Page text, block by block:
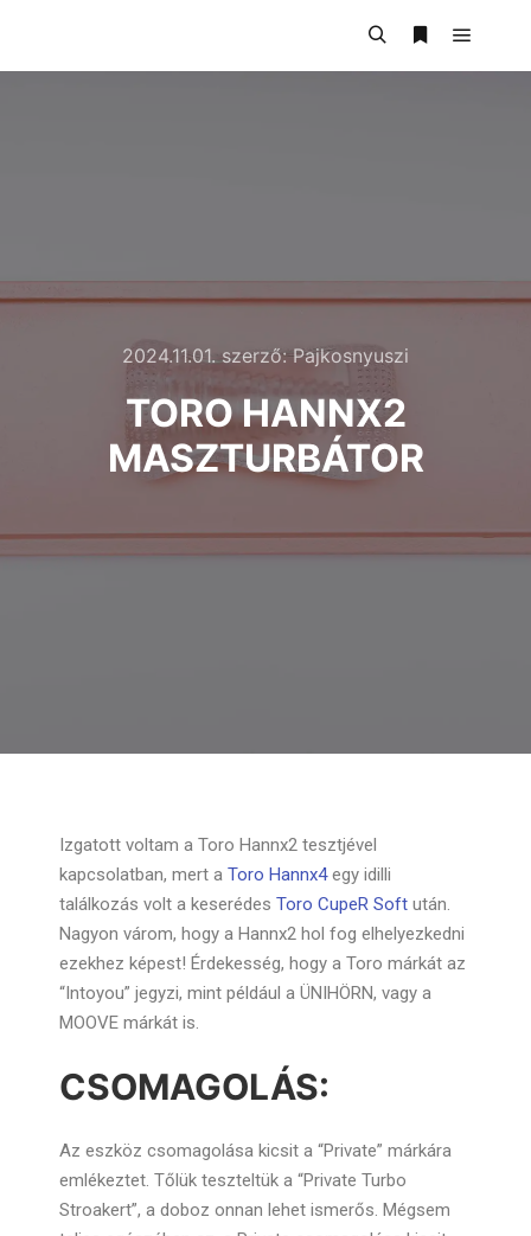
2024.11.01.szerző:Pajkosnyuszi
TORO HANNX2
MASZTURBÁTOR
Izgatott voltam a Toro Hannx2 tesztjével
kapcsolatban, mert a Toro Hannx4egy idilli
találkozás volt a keserédes Toro CupeR Soft után.
Nagyon várom, hogy a Hannx2 hol fog elhelyezkedni
ezekhez képest! Érdekesség, hogy a Toro márkát az
“Intoyou” jegyzi, mint például a ÜNIHÖRN, vagy a
MOOVE márkát is.
CSOMAGOLÁS:
Az eszköz csomagolása kicsit a “Private” márkára
emlékeztet. Tőlük teszteltük a “Private Turbo
Stroakert”, a doboz onnan lehet ismerős. Mégsem